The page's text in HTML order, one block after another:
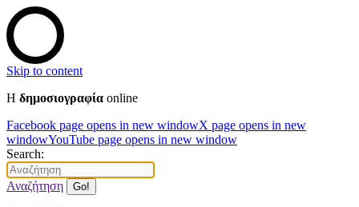
Skip to content
Η δημοσιογραφία online
Facebook page opens in new windowX page opens in new
windowYouTube page opens in new window
Search:
Αναζήτηση